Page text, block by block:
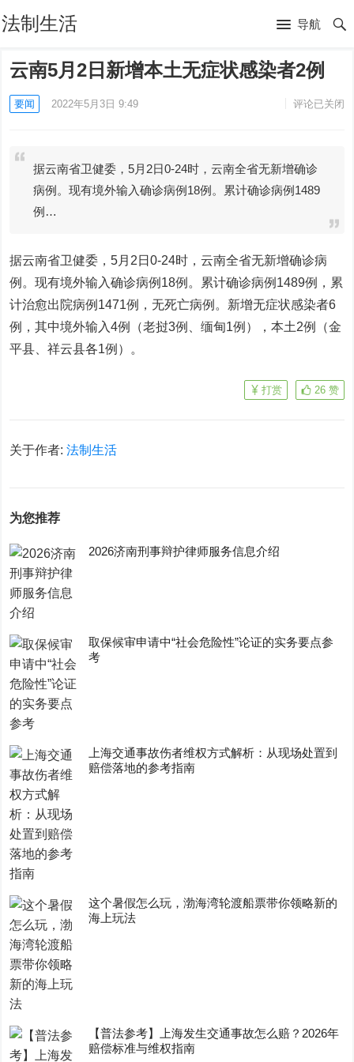
法制生活 导航
云南5月2日新增本土无症状感染者2例
要闻 2022年5月3日 9:49 评论已关闭
据云南省卫健委，5月2日0-24时，云南全省无新增确诊
病例。现有境外输入确诊病例18例。累计确诊病例1489
例…
据云南省卫健委，5月2日0-24时，云南全省无新增确诊病
例。现有境外输入确诊病例18例。累计确诊病例1489例，累
计治愈出院病例1471例，无死亡病例。新增无症状感染者6
例，其中境外输入4例（老挝3例、缅甸1例），本土2例（金
平县、祥云县各1例）。
26 赞
打赏
关于作者:法制生活
为您推荐
2026济南刑事辩护律师服务信息介绍
取保候审申请中“社会危险性”论证的实务要点参
考
上海交通事故伤者维权方式解析：从现场处置到
赔偿落地的参考指南
这个暑假怎么玩，渤海湾轮渡船票带你领略新的
海上玩法
【普法参考】上海发生交通事故怎么赔？2026年
赔偿标准与维权指南